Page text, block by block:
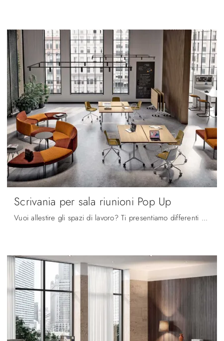
Scrivania per sala riunioni Pop Up
Vuoi allestire gli spazi di lavoro? Ti presentiamo differenti proposte di scrivanie operative in melaminico, come il modello Scrivania per sala ...